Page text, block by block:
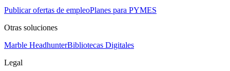
Publicar ofertas de empleoPlanes para PYMES
Otras soluciones
Marble HeadhunterBibliotecas Digitales
Legal